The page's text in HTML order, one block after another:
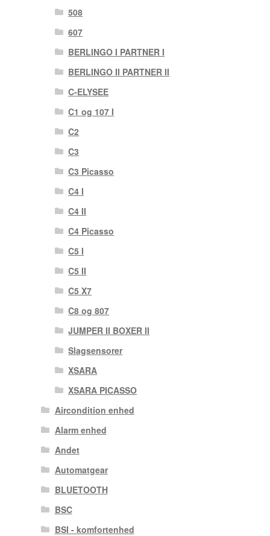
508
607
BERLINGO I PARTNER I
BERLINGO II PARTNER II
C-ELYSEE
C1 og 107 I
C2
C3
C3 Picasso
C4 I
C4 II
C4 Picasso
C5 I
C5 II
C5 X7
C8 og 807
JUMPER II BOXER II
Slagsensorer
XSARA
XSARA PICASSO
Aircondition enhed
Alarm enhed
Andet
Automatgear
BLUETOOTH
BSC
BSI - komfortenhed